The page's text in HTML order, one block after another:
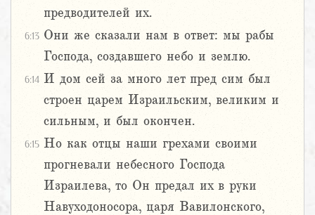
предводителей их.
6:13 Они же сказали нам в ответ: мы рабы
Господа, создавшего небо и землю.
6:14 И дом сей за много лет пред сим был
строен царем Израильским, великим и
сильным, и был окончен.
6:15 Но как отцы наши грехами своими
прогневали небесного Господа
Израилева, то Он предал их в руки
Навуходоносора, царя Вавилонского,